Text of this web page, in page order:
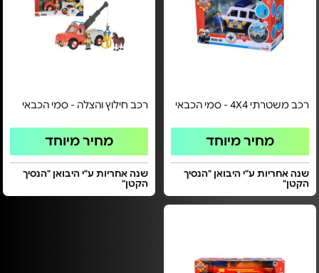
רכב משטרתי 4X4 - סמי הכבאי
מחיר מיוחד
שנה אחריות ע"י היבואן "הנסיך
הקטן"
רכב חילוץ והצלה - סמי הכבאי
מחיר מיוחד
שנה אחריות ע"י היבואן "הנסיך
הקטן"